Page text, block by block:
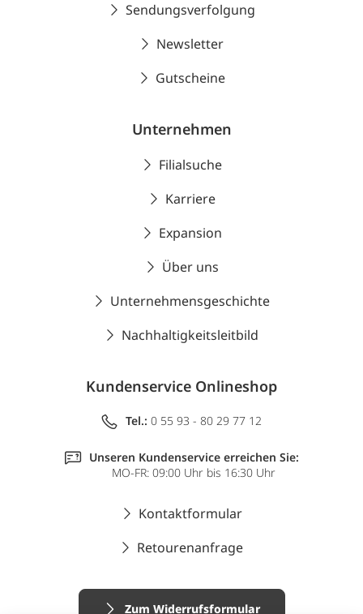
Sendungsverfolgung
Newsletter
Gutscheine
Unternehmen
Filialsuche
Karriere
Expansion
Über uns
Unternehmensgeschichte
Nachhaltigkeitsleitbild
Kundenservice Onlineshop
Tel.: 0 55 93 - 80 29 77 12
Unseren Kundenservice erreichen Sie:
MO-FR: 09:00 Uhr bis 16:30 Uhr
Kontaktformular
Retourenanfrage
Zum Widerrufsformular